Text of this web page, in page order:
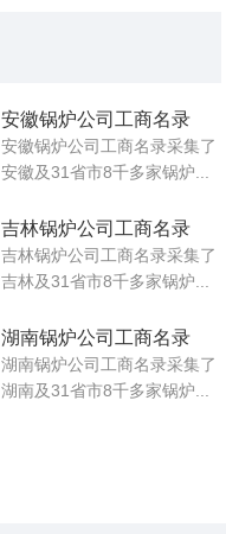
安徽锅炉公司工商名录
安徽锅炉公司工商名录采集了
安徽及31省市8千多家锅炉...
吉林锅炉公司工商名录
吉林锅炉公司工商名录采集了
吉林及31省市8千多家锅炉...
湖南锅炉公司工商名录
湖南锅炉公司工商名录采集了
湖南及31省市8千多家锅炉...